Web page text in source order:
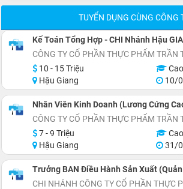
TUYỂN DỤNG CÙNG CÔNG
Kế Toán Tổng Hợp - CHI Nhánh Hậu
CÔNG TY CỔ PHẦN THỰC PHẨM TRẦN
10 - 15 Triệu
Hậu Giang
10/
Nhân Viên Kinh Doanh (Lương Cứng
CÔNG TY CỔ PHẦN THỰC PHẨM TRẦN
7 - 9 Triệu
Hậu Giang
31/
Trưởng BAN Điều Hành Sản Xuất
CHI NHÁNH CÔNG TY CỔ PHẦN THỰC